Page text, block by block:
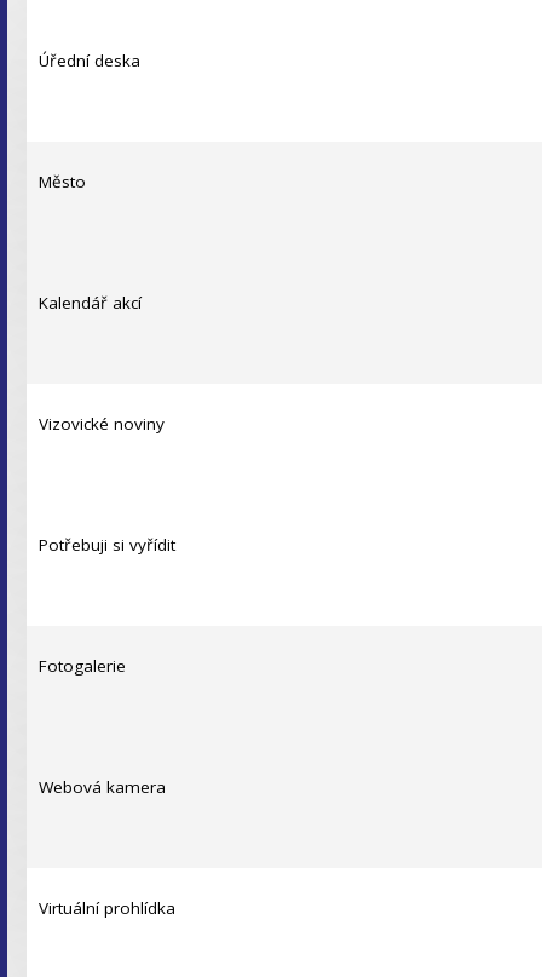
Úřední deska
Město
Kalendář akcí
Vizovické noviny
Potřebuji si vyřídit
Fotogalerie
Webová kamera
Virtuální prohlídka